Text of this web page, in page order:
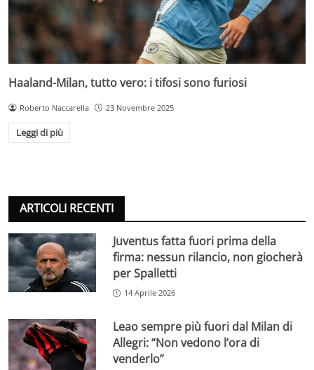
Haaland-Milan, tutto vero: i tifosi sono furiosi
Roberto Naccarella 23 Novembre 2025
Leggi di più
ARTICOLI RECENTI
Juventus fatta fuori prima della
firma: nessun rilancio, non giocherà
per Spalletti
14 Aprile 2026
Leao sempre più fuori dal Milan di
Allegri: “Non vedono l’ora di
venderlo”